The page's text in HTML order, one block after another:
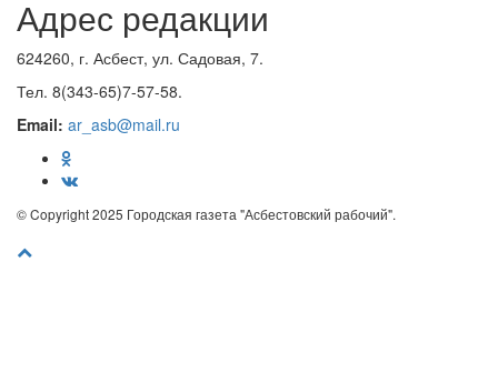
Адрес редакции
624260, г. Асбест, ул. Садовая, 7.
Тел. 8(343-65)7-57-58.
Email: ar_asb@mail.ru
© Copyright 2025 Городская газета "Асбестовский рабочий".